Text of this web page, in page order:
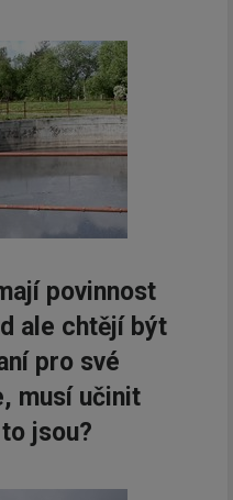
povinnost
ale chtějí být
pro své
musí učinit
jsou?